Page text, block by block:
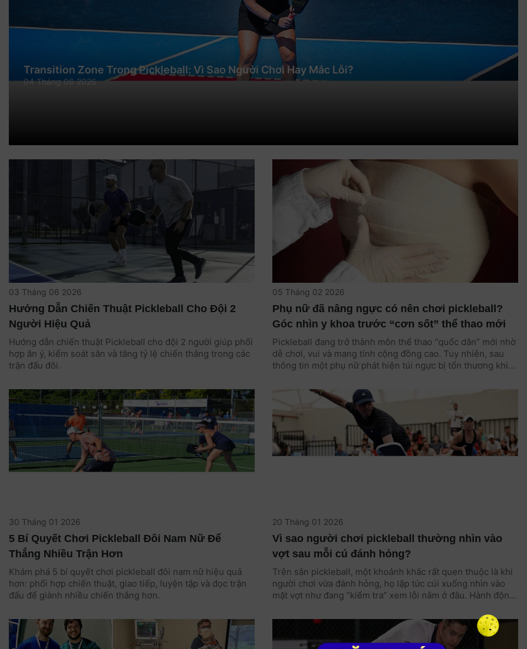
Transition Zone Trong Pickleball: Vì Sao Người Chơi Hay Mắc Lỗi?
04 Tháng 06 2026
03 Tháng 06 2026
Hướng Dẫn Chiến Thuật Pickleball Cho Đội 2
Người Hiệu Quả
Hướng dẫn chiến thuật Pickleball cho đội 2 người giúp phối
hợp ăn ý, kiểm soát sân và tăng tỷ lệ chiến thắng trong các
trận đấu đôi.
05 Tháng 02 2026
Phụ nữ đã nâng ngực có nên chơi pickleball?
Góc nhìn y khoa trước “cơn sốt” thể thao mới
Pickleball đang trở thành môn thể thao “quốc dân” mới nhờ
dễ chơi, vui và mang tính cộng đồng cao. Tuy nhiên, sau
thông tin một phụ nữ phát hiện túi ngực bị tổn thương khi
lắng: liệu môn thể thao này có an toàn? Các bác sĩ cho rằng
vấn đề không nằm ở việc “có nên chơi hay không”, mà là
chơi đúng cách và đúng thời điểm.
30 Tháng 01 2026
5 Bí Quyết Chơi Pickleball Đôi Nam Nữ Để
Thắng Nhiều Trận Hơn
Khám phá 5 bí quyết chơi pickleball đôi nam nữ hiệu quả
hơn: phối hợp chiến thuật, giao tiếp, luyện tập và đọc trận
đấu để giành nhiều chiến thắng hơn.
20 Tháng 01 2026
Vì sao người chơi pickleball thường nhìn vào
vợt sau mỗi cú đánh hỏng?
Trên sân pickleball, một khoảnh khắc rất quen thuộc là khi
người chơi vừa đánh hỏng, họ lập tức cúi xuống nhìn vào
mặt vợt như đang “kiểm tra” xem lỗi nằm ở đâu. Hành động
nhiều ý nghĩa về tâm lý thi đấu và kỹ thuật. Nó giúp người
chơi nhanh chóng cân bằng cảm xúc, ổn định tinh thần và
chuẩn bị tốt hơn cho pha bóng kế tiếp.